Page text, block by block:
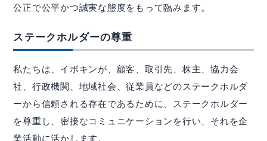
公正で公平かつ誠実な態度をもって臨みます。
ステークホルダーの尊重
私たちは、イボキンが、顧客、取引先、株主、協力会
社、行政機関、地域社会、従業員などのステークホルダ
ーから信頼される存在であるために、ステークホルダー
を尊重し、密接なコミュニケーションを行い、それを企
業活動に活かします。